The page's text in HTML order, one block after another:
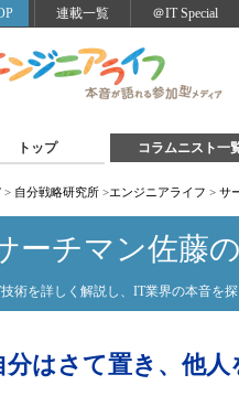
連載一覧 ＠IT Special
トップ コラムニスト一
> 自分戦略研究所 >エンジニアライフ > サ
ーチマン佐藤
術を詳しく解説し、IT業界の本音を探
分はさて置き、他